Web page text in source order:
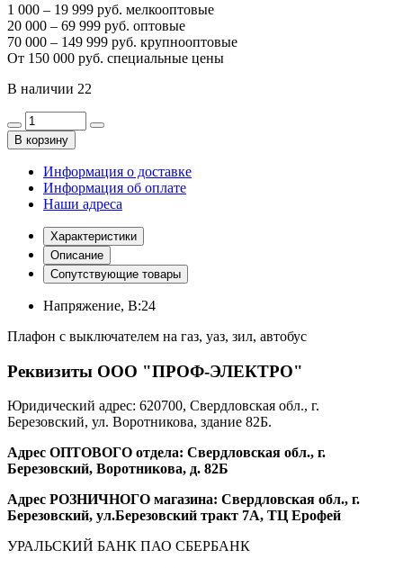
1 000 – 19 999 руб. мелкооптовые
20 000 – 69 999 руб. оптовые
70 000 – 149 999 руб. крупнооптовые
От 150 000 руб. специальные цены
В наличии 22
В корзину
Информация о доставке
Информация об оплате
Наши адреса
Характеристики
Описание
Сопутствующие товары
Напряжение, В:24
Плафон с выключателем на газ, уаз, зил, автобус
Реквизиты ООО "ПРОФ-ЭЛЕКТРО"
Юридический адрес: 620700, Свердловская обл., г.
Березовский, ул. Воротникова, здание 82Б.
Адрес ОПТОВОГО отдела: Свердловская обл., г.
Березовский, Воротникова, д. 82Б
Адрес РОЗНИЧНОГО магазина: Свердловская обл., г.
Березовский, ул.Березовский тракт 7А, ТЦ Ерофей
УРАЛЬСКИЙ БАНК ПАО СБЕРБАНК